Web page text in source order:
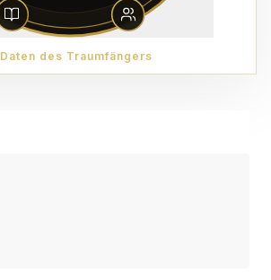
Daten des Traumfängers